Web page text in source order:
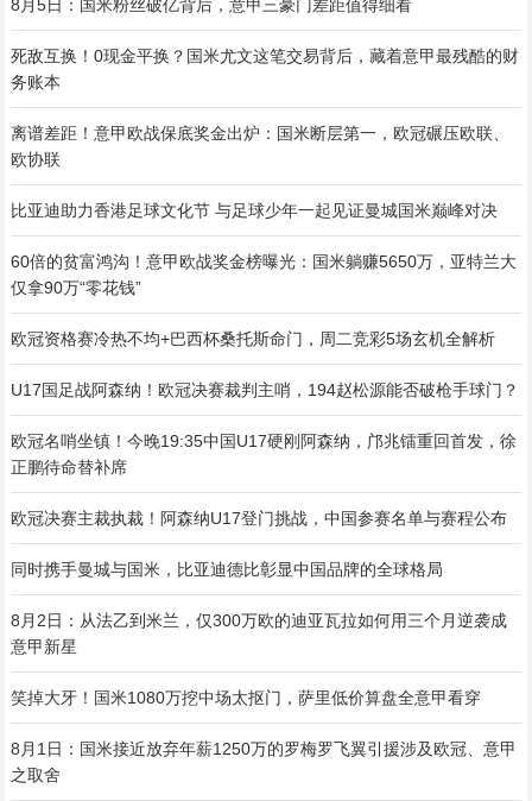
8月5日：国米粉丝破亿背后，意甲三豪门差距值得细看
死敌互换！0现金平换？国米尤文这笔交易背后，藏着意甲最残酷的财
务账本
离谱差距！意甲欧战保底奖金出炉：国米断层第一，欧冠碾压欧联、
欧协联
比亚迪助力香港足球文化节 与足球少年一起见证曼城国米巅峰对决
60倍的贫富鸿沟！意甲欧战奖金榜曝光：国米躺赚5650万，亚特兰大
仅拿90万“零花钱”
欧冠资格赛冷热不均+巴西杯桑托斯命门，周二竞彩5场玄机全解析
U17国足战阿森纳！欧冠决赛裁判主哨，194赵松源能否破枪手球门？
欧冠名哨坐镇！今晚19:35中国U17硬刚阿森纳，邝兆镭重回首发，徐
正鹏待命替补席
欧冠决赛主裁执裁！阿森纳U17登门挑战，中国参赛名单与赛程公布
同时携手曼城与国米，比亚迪德比彰显中国品牌的全球格局
8月2日：从法乙到米兰，仅300万欧的迪亚瓦拉如何用三个月逆袭成
意甲新星
笑掉大牙！国米1080万挖中场太抠门，萨里低价算盘全意甲看穿
8月1日：国米接近放弃年薪1250万的罗梅罗飞翼引援涉及欧冠、意甲
之取舍